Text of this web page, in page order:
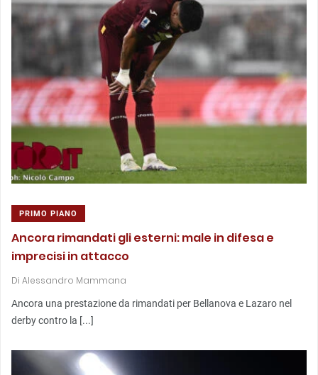
PRIMO PIANO
Ancora rimandati gli esterni: male in difesa e
imprecisi in attacco
Di Alessandro Mammana
Ancora una prestazione da rimandati per Bellanova e Lazaro nel
derby contro la [...]